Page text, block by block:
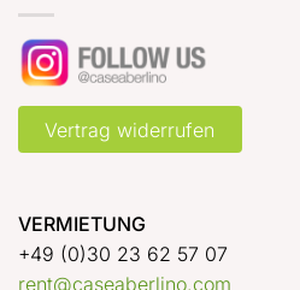
Vertrag widerrufen
VERMIETUNG
+49 (0)30 23 62 57 07
rent@caseaberlino.com